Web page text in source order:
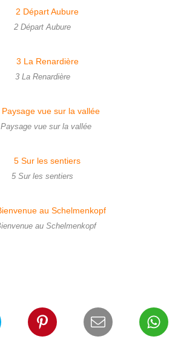
2 Départ Aubure
3 La Renardière
vue sur la vallée
5 Sur les sentiers
au Schelmenkopf